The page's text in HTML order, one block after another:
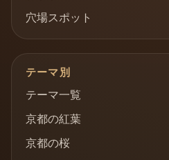
穴場スポット
テーマ別
テーマ一覧
京都の紅葉
京都の桜